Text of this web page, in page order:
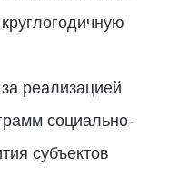
реализацией
социально-
субъектов